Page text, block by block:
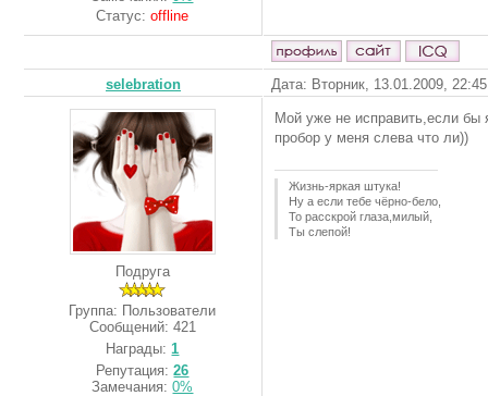
Статус:offline
selebration Дата: Вторник, 13.01.2009,
Подруга
Группа: Пользователи
Сообщений: 421
Награды: 1
Репутация:26
Замечания:0%
Мой уже не исправить,если бы
пробор у меня слева что ли))
Жизнь-яркая штука!
Ну а если тебе чёрно-бело,
То расскрой глаза,милый,
Ты слепой!